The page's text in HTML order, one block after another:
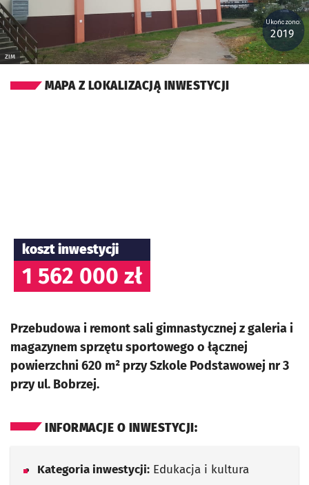
ZIM
Ukończono:
2019
MAPA Z LOKALIZACJĄ INWESTYCJI
koszt inwestycji
1 562 000 zł
Przebudowa i remont sali gimnastycznej z galeria i
magazynem sprzętu sportowego o łącznej
powierzchni 620 m² przy Szkole Podstawowej nr 3
przy ul. Bobrzej.
INFORMACJE O INWESTYCJI:
Kategoria inwestycji: Edukacja i kultura